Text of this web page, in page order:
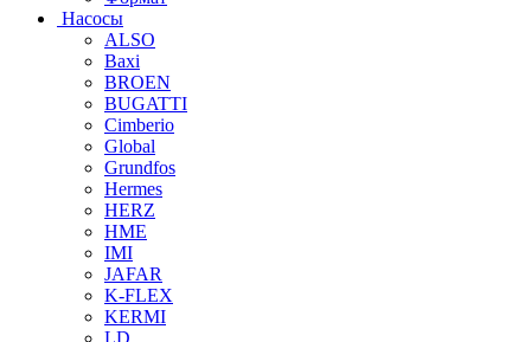
Насосы
ALSO
Baxi
BROEN
BUGATTI
Cimberio
Global
Grundfos
Hermes
HERZ
HME
IMI
JAFAR
K-FLEX
KERMI
LD